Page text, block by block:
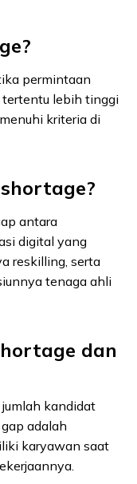
permintaan
lebih tinggi
kriteria di
antara
digital yang
reskilling, serta
tenaga ahli
dan
kandidat
adalah
karyawan saat